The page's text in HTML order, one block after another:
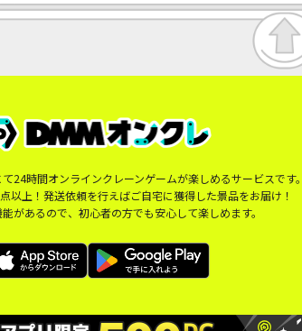
24時間オンラインクレーンゲームが楽しめるサービスです
以上！発送依頼を行えばご自宅に獲得した景品をお届け！
があるので、初心者の方でも安心して楽しめます。